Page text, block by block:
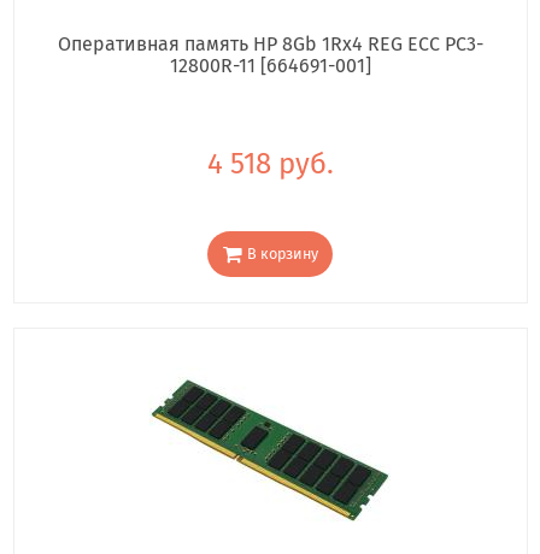
Оперативная память HP 8Gb 1Rx4 REG ECC PC3-
12800R-11 [664691-001]
4 518 руб.
В корзину